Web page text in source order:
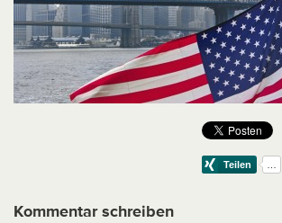
Kommentar schreiben